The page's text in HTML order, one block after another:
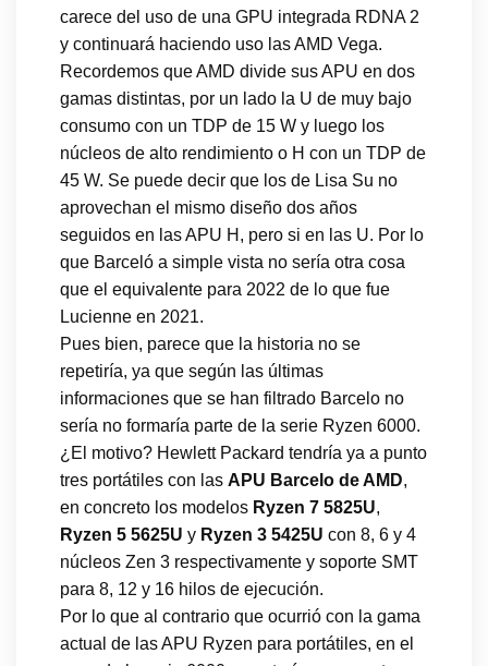
carece del uso de una GPU integrada RDNA 2
y continuará haciendo uso las AMD Vega.
Recordemos que AMD divide sus APU en dos
gamas distintas, por un lado la U de muy bajo
consumo con un TDP de 15 W y luego los
núcleos de alto rendimiento o H con un TDP de
45 W. Se puede decir que los de Lisa Su no
aprovechan el mismo diseño dos años
seguidos en las APU H, pero si en las U. Por lo
que Barceló a simple vista no sería otra cosa
que el equivalente para 2022 de lo que fue
Lucienne en 2021.
Pues bien, parece que la historia no se
repetiría, ya que según las últimas
informaciones que se han filtrado Barcelo no
sería no formaría parte de la serie Ryzen 6000.
¿El motivo? Hewlett Packard tendría ya a punto
tres portátiles con las APU Barcelo de AMD,
en concreto los modelos Ryzen 7 5825U,
Ryzen 5 5625U y Ryzen 3 5425U con 8, 6 y 4
núcleos Zen 3 respectivamente y soporte SMT
para 8, 12 y 16 hilos de ejecución.
Por lo que al contrario que ocurrió con la gama
actual de las APU Ryzen para portátiles, en el